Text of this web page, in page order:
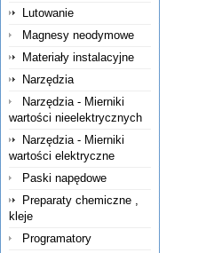
Lutowanie
Magnesy neodymowe
Materiały instalacyjne
Narzędzia
Narzędzia - Mierniki
wartości nieelektrycznych
Narzędzia - Mierniki
wartości elektryczne
Paski napędowe
Preparaty chemiczne ,
kleje
Programatory